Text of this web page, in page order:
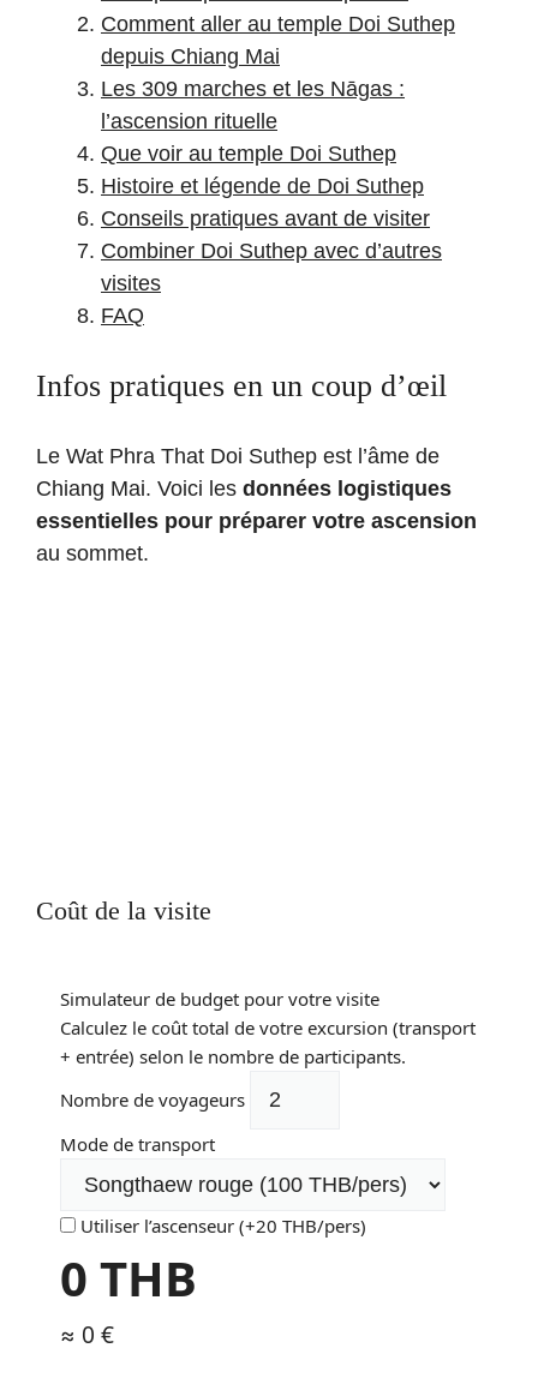
Comment aller au temple Doi Suthep
depuis Chiang Mai
Les 309 marches et les Nāgas :
l’ascension rituelle
Que voir au temple Doi Suthep
Histoire et légende de Doi Suthep
Conseils pratiques avant de visiter
Combiner Doi Suthep avec d’autres
visites
FAQ
Infos pratiques en un coup d’œil
Le Wat Phra That Doi Suthep est l’âme de
Chiang Mai. Voici les données logistiques
essentielles pour préparer votre ascension
au sommet.
Coût de la visite
Simulateur de budget pour votre visite
Calculez le coût total de votre excursion (transport
+ entrée) selon le nombre de participants.
Nombre de voyageurs
Mode de transport
Utiliser l’ascenseur (+20 THB/pers)
0 THB
≈ 0 €